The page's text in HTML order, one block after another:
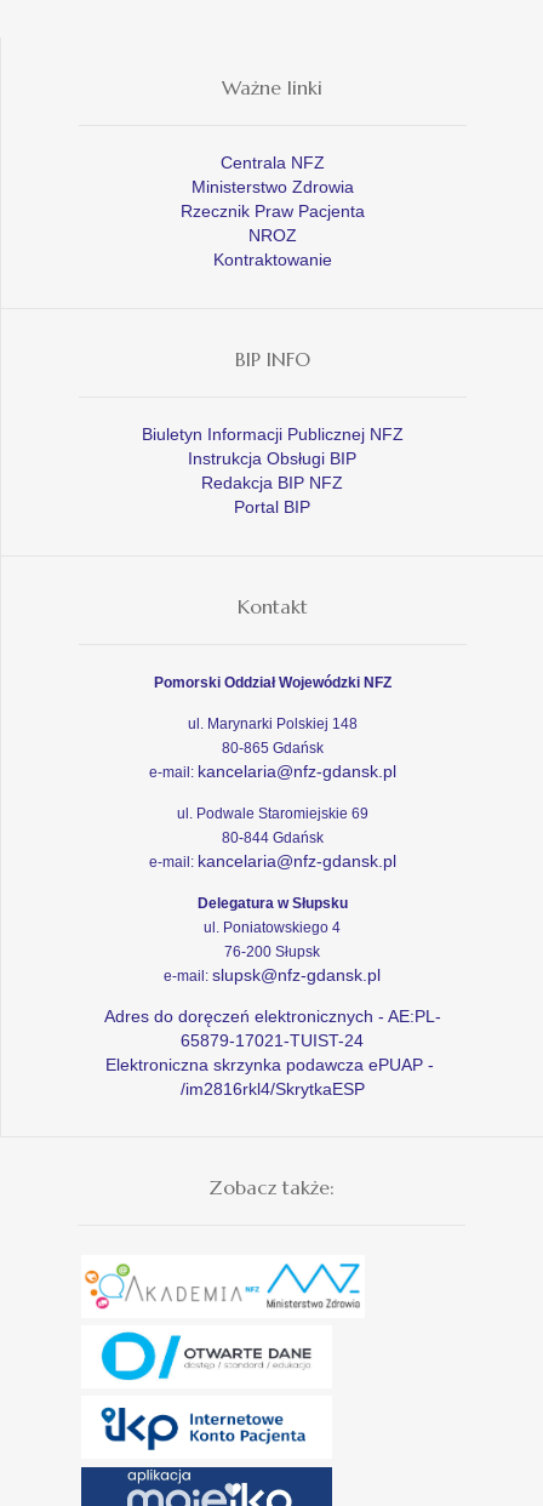
Ważne linki
Centrala NFZ
Ministerstwo Zdrowia
Rzecznik Praw Pacjenta
NROZ
Kontraktowanie
BIP INFO
Biuletyn Informacji Publicznej NFZ
Instrukcja Obsługi BIP
Redakcja BIP NFZ
Portal BIP
Kontakt
Pomorski Oddział Wojewódzki NFZ
ul. Marynarki Polskiej 148
80-865 Gdańsk
e-mail: kancelaria@nfz-gdansk.pl
ul. Podwale Staromiejskie 69
80-844 Gdańsk
e-mail: kancelaria@nfz-gdansk.pl
Delegatura w Słupsku
ul. Poniatowskiego 4
76-200 Słupsk
e-mail: slupsk@nfz-gdansk.pl
Adres do doręczeń elektronicznych - AE:PL-
65879-17021-TUIST-24
Elektroniczna skrzynka podawcza ePUAP -
/im2816rkl4/SkrytkaESP
Zobacz także: